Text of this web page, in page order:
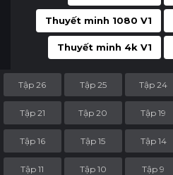
Thuyết minh 1080 V1
Thuyết minh 4k V1
Tập 26 Tập 25 Tập 24
Tập 21 Tập 20 Tập 19
Tập 16 Tập 15 Tập 14
Tập 11 Tập 10 Tập 9